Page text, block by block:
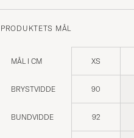
PRODUKTETS MÅL
MÅL I CM XS
BRYSTVIDDE 90
BUNDVIDDE 92